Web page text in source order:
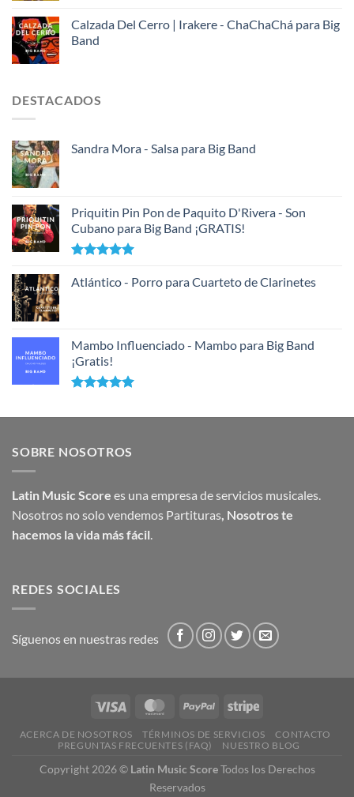
Calzada Del Cerro | Irakere - ChaChaChá para Big
Band
DESTACADOS
Sandra Mora - Salsa para Big Band
Priquitin Pin Pon de Paquito D'Rivera - Son
Cubano para Big Band ¡GRATIS!
con5.00
Atlántico - Porro para Cuarteto de Clarinetes
Mambo Influenciado - Mambo para Big Band
¡Gratis!
SOBRE NOSOTROS
Latin Music Score es una empresa de servicios musicales.
Nosotros no solo vendemos Partituras Nosotros te
hacemos la vida más fácil
REDES SOCIALES
Síguenos en nuestras redes
ACERCA DE NOSOTROS TÉRMINOS DE SERVICIOS
CONTACTO
PREGUNTAS FRECUENTES (FAQ)
NUESTRO BLOG
Copyright 2026 © Latin Music ScoreTodos los Derechos
Reservados